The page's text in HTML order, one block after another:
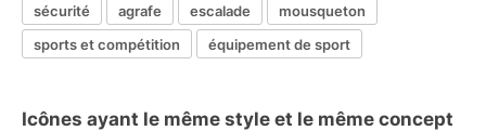
sécurité agrafe escalade
mousqueton
sports et compétition
équipement de sport
Icônes ayant le même style et le même concept